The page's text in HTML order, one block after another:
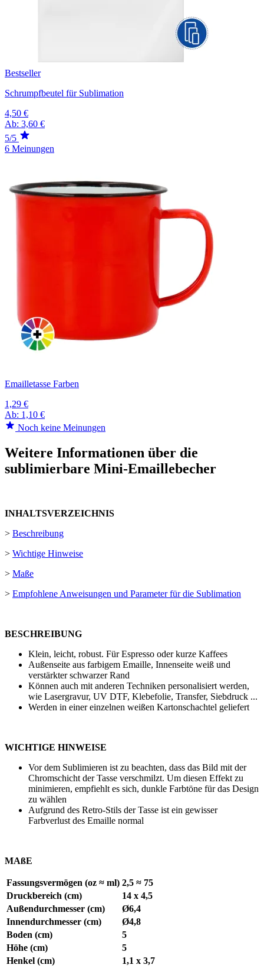
Bestseller
Schrumpfbeutel für Sublimation
4,50 €
Ab: 3,60 €
5/5
6 Meinungen
Emailletasse Farben
1,29 €
Ab: 1,10 €
Noch keine Meinungen
Weitere Informationen über die
sublimierbare Mini-Emaillebecher
INHALTSVERZEICHNIS
> Beschreibung
> Wichtige Hinweise
> Maße
> Empfohlene Anweisungen und Parameter für die Sublimation
BESCHREIBUNG
Klein, leicht, robust. Für Espresso oder kurze Kaffees
Außenseite aus farbigem Emaille, Innenseite weiß und
verstärkter schwarzer Rand
Können auch mit anderen Techniken personalisiert werden,
wie Lasergravur, UV DTF, Klebefolie, Transfer, Siebdruck ...
Werden in einer einzelnen weißen Kartonschachtel geliefert
WICHTIGE HINWEISE
Vor dem Sublimieren ist zu beachten, dass das Bild mit der
Chromschicht der Tasse verschmilzt. Um diesen Effekt zu
minimieren, empfiehlt es sich, dunkle Farbtöne für das Design
zu wählen
Aufgrund des Retro-Stils der Tasse ist ein gewisser
Farbverlust des Emaille normal
MAßE
Fassungsvermögen (oz ≈ ml) 2,5 ≈ 75
Druckbereich (cm)
14 x 4,5
Außendurchmesser (cm)
Ø6,4
Innendurchmesser (cm)
Ø4,8
Boden (cm)
5
Höhe (cm)
5
Henkel (cm)
1,1 x 3,7